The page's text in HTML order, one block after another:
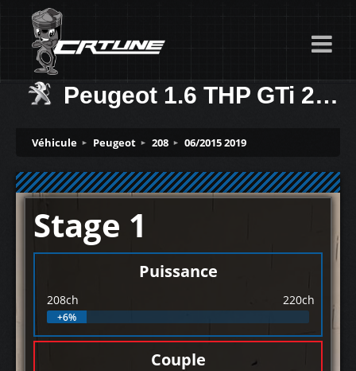
Peugeot 1.6 THP GTi 208ch
Véhicule Peugeot 208 06/2015 2019
Stage 1
Puissance
208ch 220ch
+6%
Couple